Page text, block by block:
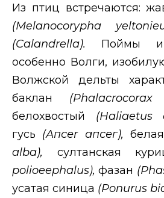
Из птиц встречаются:
(Melanocorypha
(Calandrella). Поймы
особенно Волги,
Волжской дельты
баклан (Phalacrocorax
белохвостый (Haliaetus
гусь (Апсеrапсег),
alba), султанская
polioeephalus),фазан (
усатая синица (Ponurus